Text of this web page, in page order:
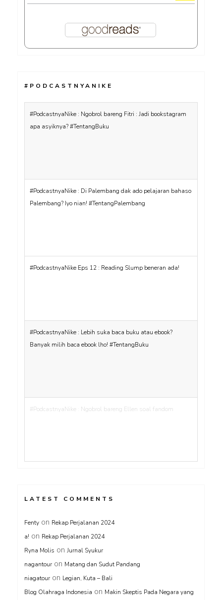
#PODCASTNYANIKE
#PodcastnyaNike : Ngobrol bareng Fitri : Jadi bookstagram
apa asyiknya? #TentangBuku
#PodcastnyaNike : Di Palembang dak ado pelajaran bahaso
Palembang? Iyo nian! #TentangPalembang
#PodcastnyaNike Eps 12 : Reading Slump beneran ada!
#PodcastnyaNike : Lebih suka baca buku atau ebook?
Banyak milih baca ebook lho! #TentangBuku
#PodcastnyaNike : Ngobrol bareng Ellen soal fandom
LATEST COMMENTS
Fenty on Rekap Perjalanan 2024
a! on Rekap Perjalanan 2024
Ryna Molis on Jurnal Syukur
nagantour on Matang dan Sudut Pandang
niagatour on Legian, Kuta – Bali
Blog Olahraga Indonesia on Makin Skeptis Pada Negara yang